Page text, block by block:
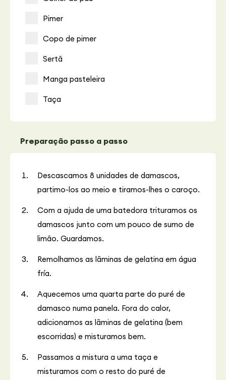
Pimer
Copo de pimer
Sertã
Manga pasteleira
Taça
Preparação passo a passo
Descascamos 8 unidades de damascos,
partimo-los ao meio e tiramos-lhes o caroço.
Com a ajuda de uma batedora trituramos os
damascos junto com um pouco de sumo de
limão. Guardamos.
Remolhamos as lâminas de gelatina em água
fría.
Aquecemos uma quarta parte do puré de
damasco numa panela. Fora do calor,
adicionamos as lâminas de gelatina (bem
escorridas) e misturamos bem.
Passamos a mistura a uma taça e
misturamos com o resto do puré de